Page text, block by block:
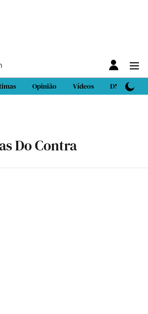
Opinião Vídeos DN Sport
Do Contra